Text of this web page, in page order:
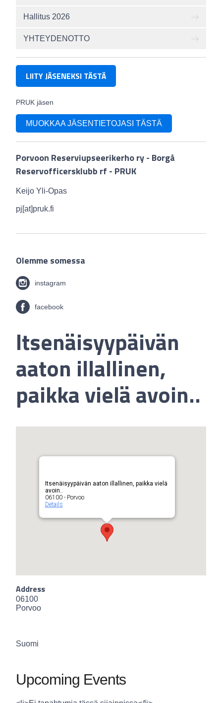
Hallitus 2026
YHTEYDENOTTO
LIITY JÄSENEKSI TÄSTÄ
PRUK jäsen
MUOKKAA JÄSENTIETOJASI TÄSTÄ
Porvoon Reserviupseerikerho ry - Borgå
Reservofficersklubb rf - PRUK
Keijo Yli-Opas
pj[at]pruk.fi
Olemme somessa
instagram
facebook
Itsenäisyypäivän
aaton illallinen,
paikka vielä avoin..
Itsenäisyypäivän aaton illallinen, paikka vielä
avoin..
06100 - Porvoo
Details
Address
06100
Porvoo
Suomi
Upcoming Events